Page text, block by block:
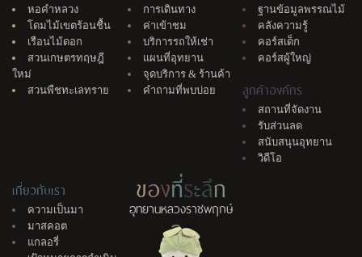
หอคำหลวง
โดมไม้เขตร้อนชื้น
เรือนไม้ดอก
สวนเกษตรทฤษฎี
ใหม่
สวนพืชทะเลทราย
การเดินทาง
ค่าเข้าชม
บริการรถให้เช่า
แผนที่อุทยาน
จุดบริการ & ร้านค้า
คำถามที่พบบ่อย
ฐานข้อมูลพรรณไม้
คลังความรู้
คอร์สเด็ก
คอร์สผู้ใหญ่
ลูกค้าองค์กร
สถานที่จัดงาน
รับส่วนลด
สนับสนุนอุทยาน
วิดีโอ
เกี่ยวกับเรา
ความเป็นมา
มาสคอต
แกลอรี่
ของที่ระลึก
อุทยานหลวงราชพฤกษ์